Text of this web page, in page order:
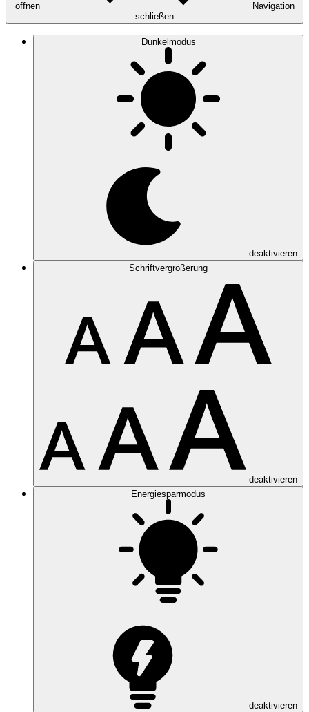
öffnen
Navigation
schließen
Dunkelmodus
deaktivieren
Schriftvergrößerung
deaktivieren
Energiesparmodus
deaktivieren